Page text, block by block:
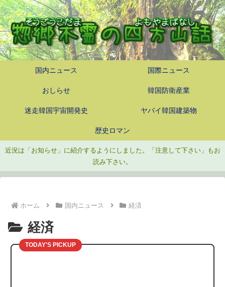
国内ニュース 国際ニュース
おしらせ 韓国防衛産業
迷走韓国宇宙開発史 ヤバイ韓国建築物
歴史ロマン
近況は「お知らせ」に紹介するようにしました。「注意して下さい」もお
読み下さい。
ホーム 国内ニュース 経済
経済
TODAY'S PICKUP